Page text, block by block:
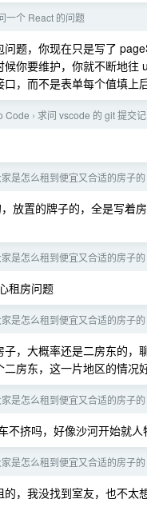
一个 React 的问题
题，你现在只是写了
你要维护，你就不断地
，而不是表单每个值填
Code › 求问 vscode 的 git 提交
是怎么租到便宜又合适的房子的
放置的牌子的，全是写着
是怎么租到便宜又合适的房子的
租房问题
是怎么租到便宜又合适的房子的
，大概率还是二房东的
房东，这一片地区的情况
是怎么租到便宜又合适的房子的
不挤吗，好像沙河开始就人
是怎么租到便宜又合适的房子的
，我没找到室友，也不